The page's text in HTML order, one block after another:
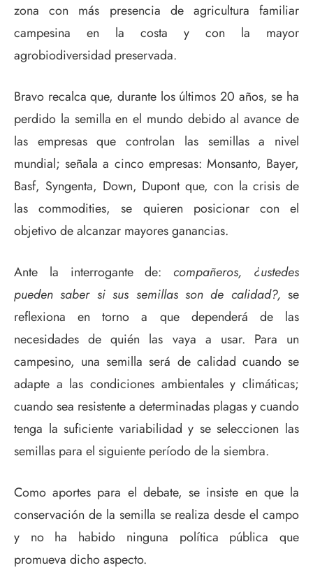
zona con más presencia de agricultura familiar
campesina en la costa y con la mayor
agrobiodiversidad preservada.
Bravo recalca que, durante los últimos 20 años, se ha
perdido la semilla en el mundo debido al avance de
las empresas que controlan las semillas a nivel
mundial; señala a cinco empresas: Monsanto, Bayer,
Basf, Syngenta, Down, Dupont que, con la crisis de
las commodities, se quieren posicionar con el
objetivo de alcanzar mayores ganancias.
Ante la interrogante de:compañeros, ¿ustedes
pueden saber si sus semillas son de calidad?, se
reflexiona en torno a que dependerá de las
necesidades de quién las vaya a usar. Para un
campesino, una semilla será de calidad cuando se
adapte a las condiciones ambientales y climáticas;
cuando sea resistente a determinadas plagas y cuando
tenga la suficiente variabilidad y se seleccionen las
semillas para el siguiente período de la siembra.
Como aportes para el debate, se insiste en que la
conservación de la semilla se realiza desde el campo
y no ha habido ninguna política pública que
promueva dicho aspecto.